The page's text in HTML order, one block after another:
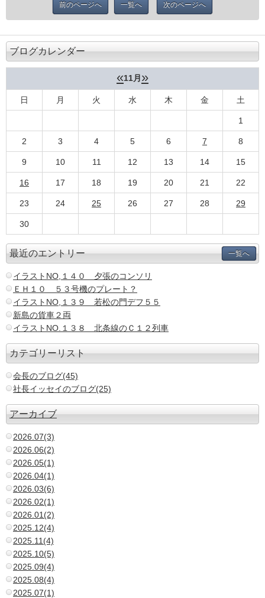
前のページへ 一覧へ 次のページへ
ブログカレンダー
«11月 »
日 月 火 水 木 金 土
1
2 3 4 5 6 7 8
9 10 11 12 13 14 15
16 17 18 19 20 21 22
23 24 25 26 27 28 29
30
最近のエントリー 一覧へ
イラストNO,１４０ 夕張のコンソリ
ＥＨ１０ ５３号機のプレート？
イラストNO,１３９ 若松の門デフ５５
新島の貨車２両
イラストNO.１３８ 北条線のＣ１２列車
カテゴリーリスト
会長のブログ(45)
社長イッセイのブログ(25)
アーカイブ
2026.07(3)
2026.06(2)
2026.05(1)
2026.04(1)
2026.03(6)
2026.02(1)
2026.01(2)
2025.12(4)
2025.11(4)
2025.10(5)
2025.09(4)
2025.08(4)
2025.07(1)